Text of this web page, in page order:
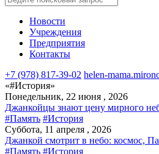
Новости
Учреждения
Предприятия
Контакты
+7 (978) 817-39-02 helen-
«#История»
Понедельник, 22 июня , 2026
Джанкойцы знают цену мирного
#Память #История
Суббота, 11 апреля , 2026
Джанкой смотрит в небо: космос,
#Память #История